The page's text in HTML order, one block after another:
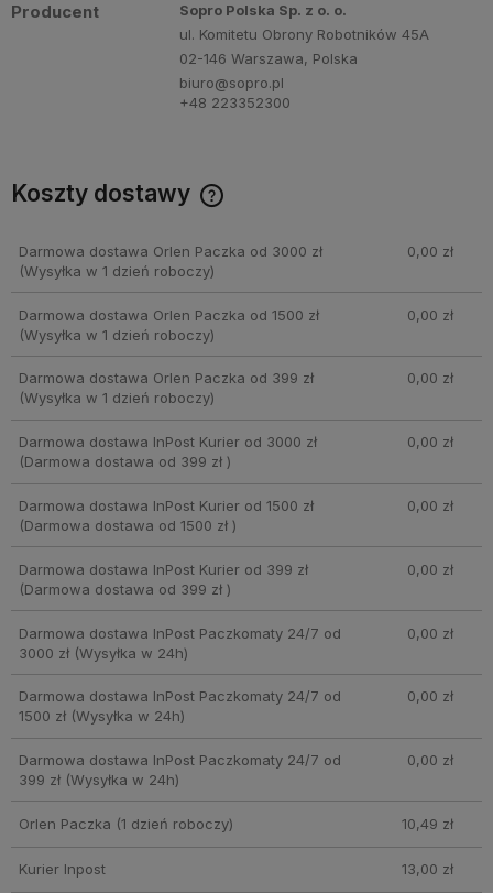
Producent
Sopro Polska Sp. z o. o.
ul. Komitetu Obrony Robotników 45A
02-146 Warszawa, Polska
biuro@sopro.pl
+48 223352300
Koszty dostawy
Darmowa dostawa Orlen Paczka od 3000 zł
(Wysyłka w 1 dzień roboczy)
0,00 zł
Darmowa dostawa Orlen Paczka od 1500 zł
(Wysyłka w 1 dzień roboczy)
0,00 zł
Darmowa dostawa Orlen Paczka od 399 zł
(Wysyłka w 1 dzień roboczy)
0,00 zł
Darmowa dostawa InPost Kurier od 3000 zł
(Darmowa dostawa od 399 zł )
0,00 zł
Darmowa dostawa InPost Kurier od 1500 zł
(Darmowa dostawa od 1500 zł )
0,00 zł
Darmowa dostawa InPost Kurier od 399 zł
(Darmowa dostawa od 399 zł )
0,00 zł
Darmowa dostawa InPost Paczkomaty 24/7 od
3000 zł(Wysyłka w 24h)
0,00 zł
Darmowa dostawa InPost Paczkomaty 24/7 od
1500 zł(Wysyłka w 24h)
0,00 zł
Darmowa dostawa InPost Paczkomaty 24/7 od
399 zł(Wysyłka w 24h)
0,00 zł
Orlen Paczka (1 dzień roboczy) 10,49 zł
Kurier Inpost 13,00 zł